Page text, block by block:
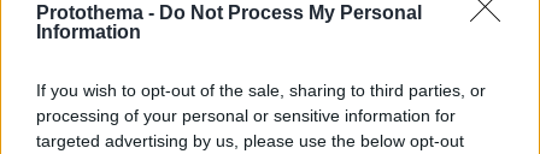
Protothema - Do Not Process My Personal
Information
If you wish to opt-out of the sale, sharing to third parties, or
processing of your personal or sensitive information for
targeted advertising by us, please use the below opt-out
ΣΧΟΛΙΑ (18)